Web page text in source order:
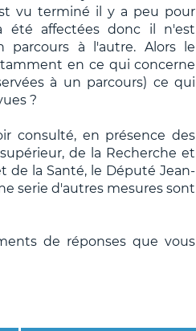
vu terminé il y a peu pour
été affectées donc il n'est
parcours à l'autre. Alors le
en ce qui concerne
à un parcours) ce qui
?
consulté, en présence des
de la Recherche et
de la Santé, le Député Jean-
serie d'autres mesures sont
de réponses que vous